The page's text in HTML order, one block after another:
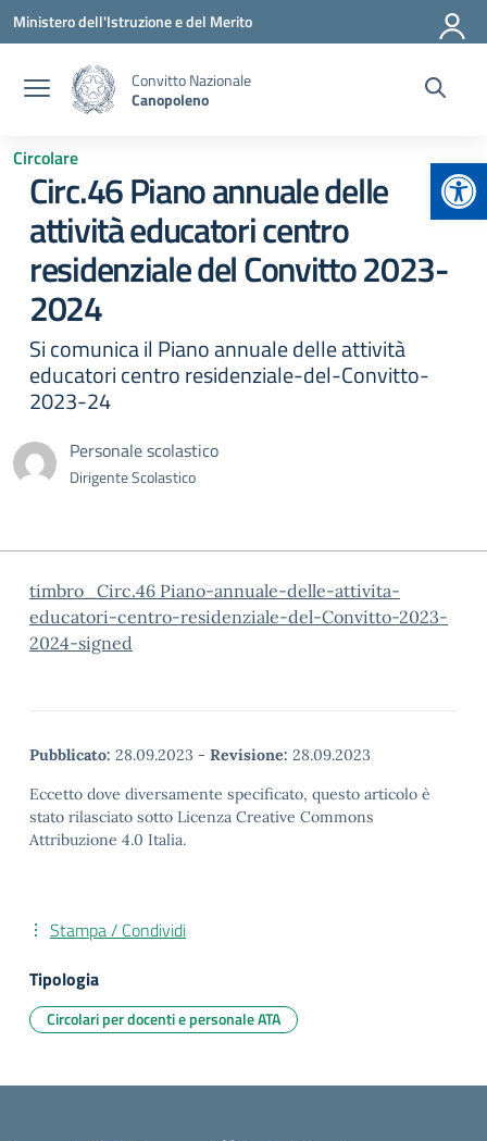
Vai ai contenuti
Vai al menu di navigazione
Vai al footer
Ministero dell'Istruzione e del Merito
Convitto Nazionale
Canopoleno
Circolare
Circ.46 Piano annuale delle
attività educatori centro
residenziale del Convitto 2023-
2024
Si comunica il Piano annuale delle attività
educatori centro residenziale-del-Convitto-
2023-24
Personale scolastico
Dirigente Scolastico
timbro_Circ.46 Piano-annuale-delle-attivita-
educatori-centro-residenziale-del-Convitto-2023-
2024-signed
Pubblicato: 28.09.2023 - Revisione: 28.09.2023
Eccetto dove diversamente specificato, questo articolo è
stato rilasciato sotto Licenza Creative Commons
Attribuzione 4.0 Italia.
Stampa / Condividi
Tipologia
Circolari per docenti e personale ATA